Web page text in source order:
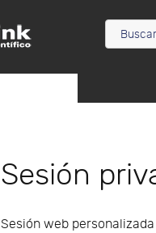
Sesión
Sesión web